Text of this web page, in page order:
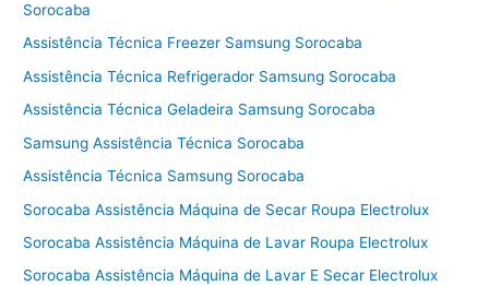
Sorocaba
Assistência Técnica Freezer Samsung Sorocaba
Assistência Técnica Refrigerador Samsung Sorocaba
Assistência Técnica Geladeira Samsung Sorocaba
Samsung Assistência Técnica Sorocaba
Assistência Técnica Samsung Sorocaba
Sorocaba Assistência Máquina de Secar Roupa Electrolux
Sorocaba Assistência Máquina de Lavar Roupa Electrolux
Sorocaba Assistência Máquina de Lavar E Secar Electrolux